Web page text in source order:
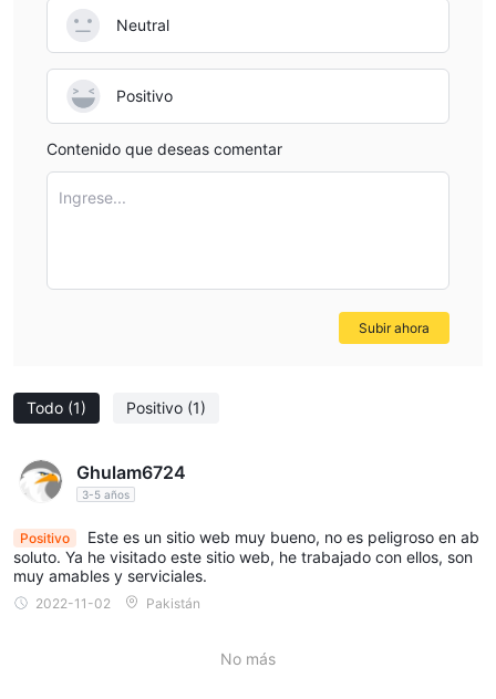
Todo (1) Positivo (1)
Ghulam6724
3-5 años
Positivo
Este es un sitio web muy bueno, no es peligroso en ab
soluto. Ya he visitado este sitio web, he trabajado con ellos, son
muy amables y serviciales.
2022-11-02 Pakistán
No más
Neutral
Positivo
Contenido que deseas comentar
Ingrese...
Subir ahora